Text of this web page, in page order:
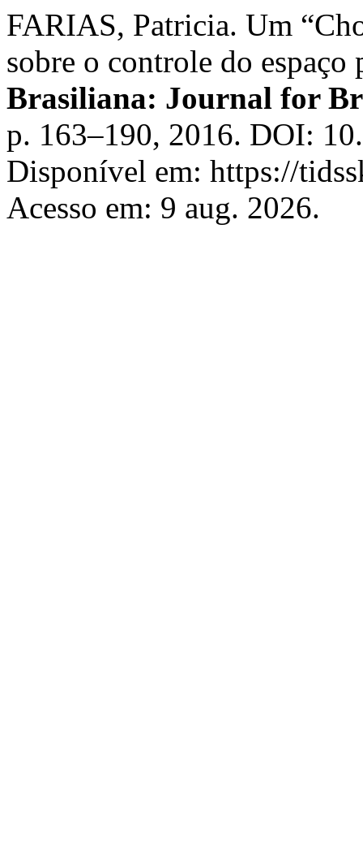
FARIAS, Patricia. Um
sobre o controle do
Brasiliana: Journal for
p. 163–190, 2016. DOI:
Disponível em: https://
Acesso em: 9 aug. 2026.